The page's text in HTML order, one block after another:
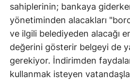
sahiplerinin; bankaya
yönetiminden alacakları
ve ilgili belediyeden alacağı
değerini gösterir belgeyi de
gerekiyor. İndirimden
kullanmak isteyen